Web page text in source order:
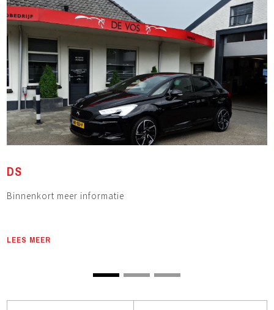
DS
Binnenkort meer informatie
LEES MEER